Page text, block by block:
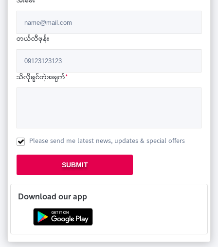
တယ်လီဖုန်း
သိလိုချင်တဲ့အချက်*
Please send me latest news, updates & special offers
SUBMIT
Download our app